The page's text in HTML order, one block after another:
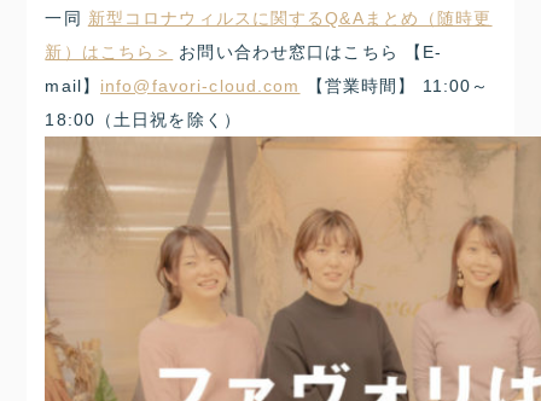
一同 新型コロナウィルスに関するQ&Aまとめ（随時更
新）はこちら＞
お問い合わせ窓口はこちら 【 E-
mail】 info@favori-cloud.com 【営業時間】 11:00 ～
18:00 （土日祝を除く）